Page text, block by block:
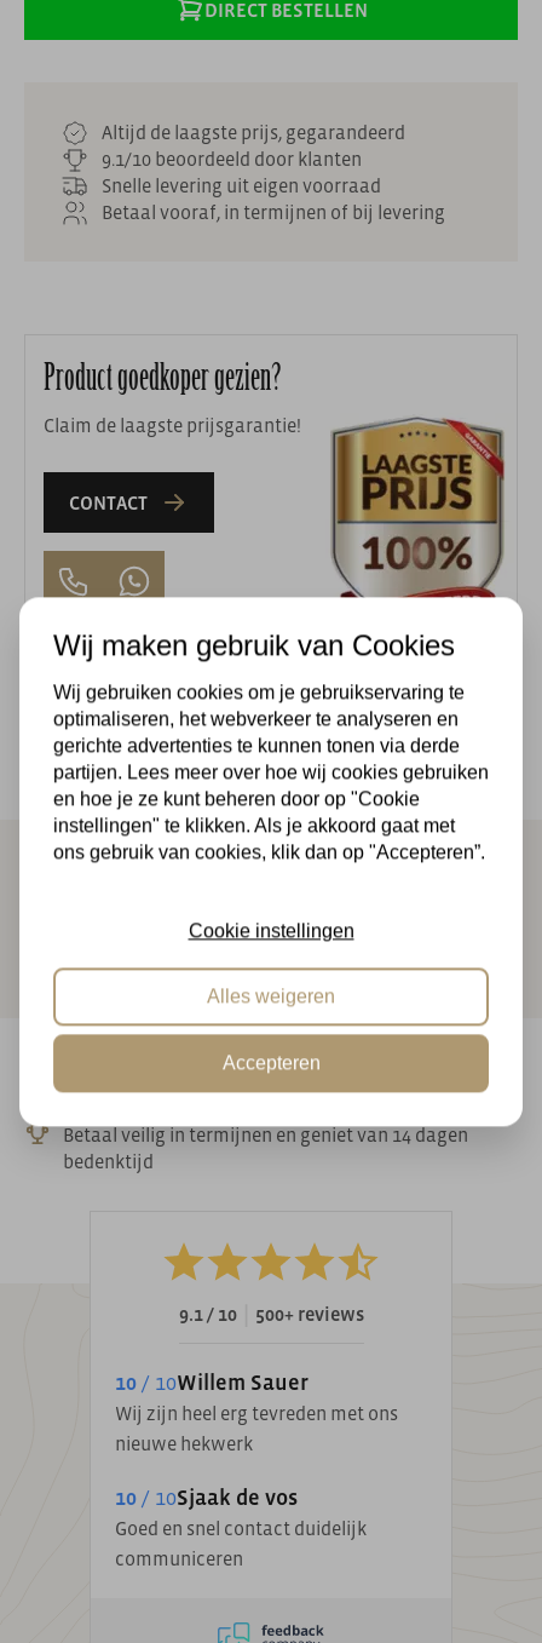
DIRECT BESTELLEN
Altijd de laagste prijs, gegarandeerd
9.1/10 beoordeeld door klanten
Snelle levering uit eigen voorraad
Betaal vooraf, in termijnen of bij levering
Product goedkoper gezien?
Claim de laagste prijsgarantie!
CONTACT
Omschrijving Veelgestelde vragen Reviews
Betaal veilig in termijnen en geniet van 14 dagen
bedenktijd
9.1 / 10 500+ reviews
10 / 10Willem Sauer
Wij zijn heel erg tevreden met ons
nieuwe hekwerk
10 / 10Sjaak de vos
Goed en snel contact duidelijk
communiceren
Wij maken gebruik van Cookies
Wij gebruiken cookies om je gebruikservaring te
optimaliseren, het webverkeer te analyseren en
gerichte advertenties te kunnen tonen via derde
partijen. Lees meer over hoe wij cookies gebruiken
en hoe je ze kunt beheren door op "Cookie
instellingen" te klikken. Als je akkoord gaat met
ons gebruik van cookies, klik dan op "Accepteren”.
Cookie instellingen
Alles weigeren
Accepteren